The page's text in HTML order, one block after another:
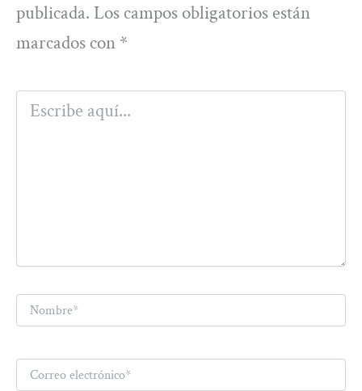
publicada. Los campos obligatorios están
marcados con *
Escribe
aquí...
Nombre*
Correo
electrónico*